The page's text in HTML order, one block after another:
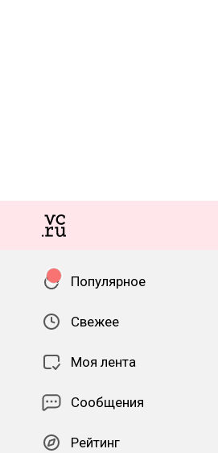
Популярное
Свежее
Моя лента
Сообщения
Рейтинг